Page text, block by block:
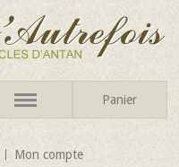
Panier
Mon compte